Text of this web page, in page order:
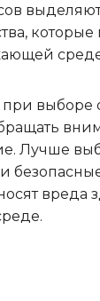
которые
при
Лучше
вреда